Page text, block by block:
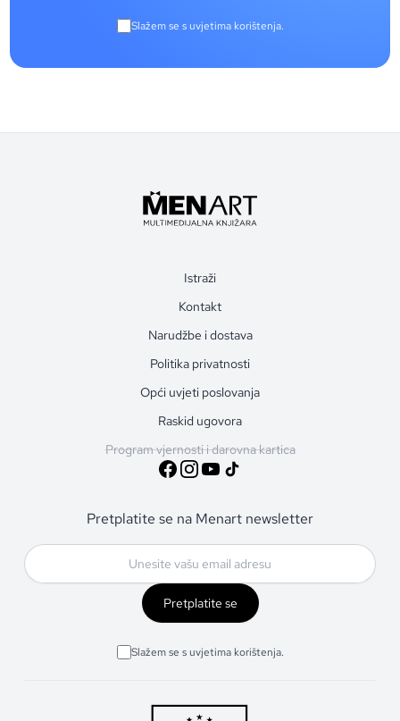
Slažem se s uvjetima korištenja.
Istraži
Kontakt
Narudžbe i dostava
Politika privatnosti
Opći uvjeti poslovanja
Raskid ugovora
Program vjernosti i darovna kartica
Pretplatite se na Menart newsletter
Pretplatite se
Slažem se s uvjetima korištenja.